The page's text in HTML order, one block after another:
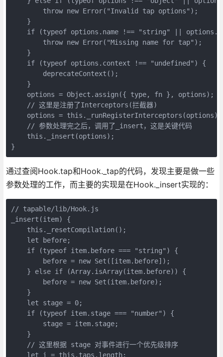
        throw new Error("Invalid tap options");
    }
if (typeof options.name !== "string" ||
        throw new Error("Missing name for tap");
    }
    if (typeof options.context !== "undefined") {
        deprecateContext();
    }
    options = Object.assign({ type, fn }, options);
    // 这里是注册了Interceptors(拦截器)
    options = this._runRegisterInterceptors(options);
    // 参数处理完之后，调用了_insert，这是关键代码
    this._insert(options);
通过查阅Hook.tap和Hook._tap的代码，发现主要是做一些
参数处理的工作，而主要的实现是在Hook._insert实现的：
// tapable/lib/Hook.js
_insert(item) {
    this._resetCompilation();
    let before;
    if (typeof item.before === "string") {
        before = new Set([item.before]);
    } else if (Array.isArray(item.before)) {
        before = new Set(item.before);
    }
    let stage = 0;
    if (typeof item.stage === "number") {
        stage = item.stage;
    }
    // 这里根据 stage 对事件进行一个优先级排序
    let i = this.taps.length;